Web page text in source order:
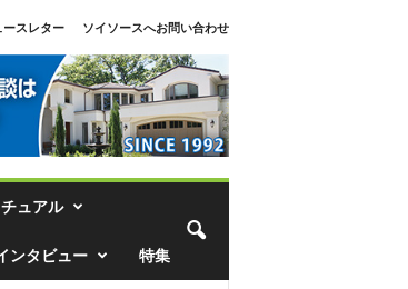
ースレター
ソイソースへお問い合わせ
ュアル
ンタビュー 特集